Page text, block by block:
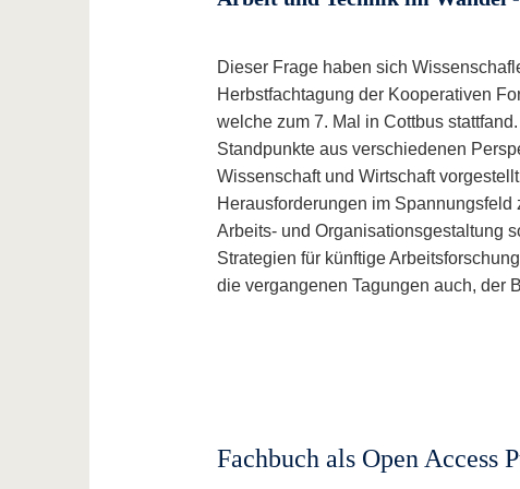
Dieser Frage haben sich
Herbstfachtagung der Kooperativen
welche zum 7. Mal in Cottbus
Standpunkte aus verschiedenen
Wissenschaft und Wirtschaft
Herausforderungen im
Arbeits- und Organisationsgestaltung
Strategien für künftige
die vergangenen Tagungen auch, der
Fachbuch als Open Access